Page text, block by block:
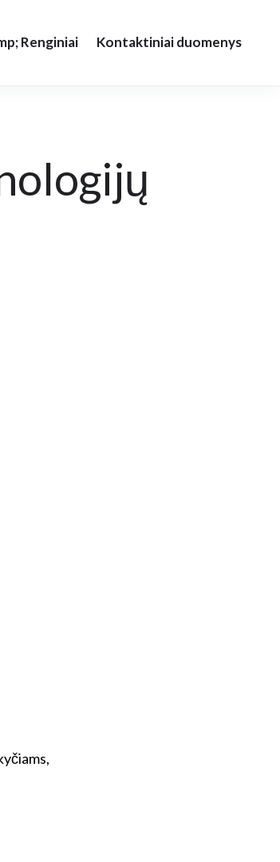
Renginiai Kontaktiniai duomenys